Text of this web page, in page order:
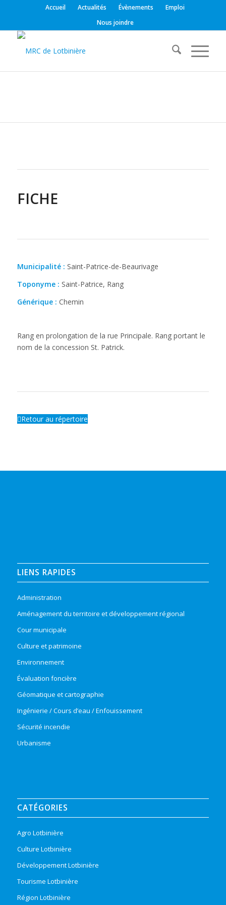
Accueil Actualités Évènements
Emploi
Nous joindre
FICHE
Municipalité : Saint-Patrice-de-Beaurivage
Toponyme : Saint-Patrice, Rang
Générique : Chemin
Rang en prolongation de la rue Principale. Rang portant le
nom de la concession St. Patrick.
Retour au répertoire
LIENS RAPIDES
Administration
Aménagement du territoire et développement régional
Cour municipale
Culture et patrimoine
Environnement
Évaluation foncière
Géomatique et cartographie
Ingénierie / Cours d’eau / Enfouissement
Sécurité incendie
Urbanisme
CATÉGORIES
Agro Lotbinière
Culture Lotbinière
Développement Lotbinière
Tourisme Lotbinière
Région Lotbinière